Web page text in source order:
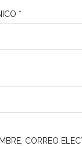
*
CORREO